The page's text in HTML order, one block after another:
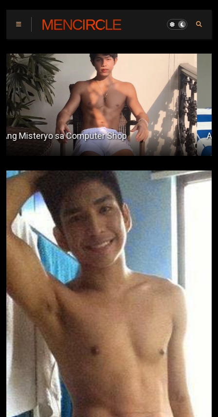
MENCIRCLE
Ang Pwet ni Papa